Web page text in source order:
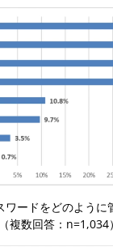
ワードをどのように
（複数回答：n=1,034）